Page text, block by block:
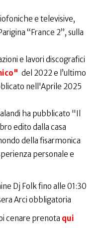
e televisive,
“France 2”, sulla
e lavori discografici
del 2022 e l’ultimo
nell'Aprile 2025
ha pubblicato "Il
edito dalla casa
della fisarmonica
personale e
Dj Folk fino alle 01:30
Arci obbligatoria
cenare prenota qui